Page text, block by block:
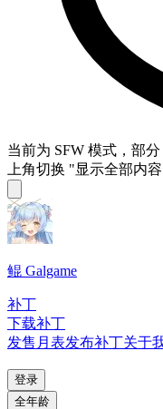
当前为 SFW 模式，部
上角切换 "显示全部内
鲲 Galgame
补丁
下载补丁
发售月表发布补丁关于
登录
全年龄